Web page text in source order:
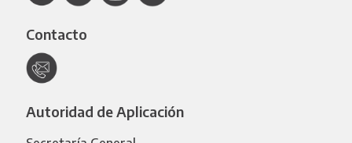
Contacto
Autoridad de Aplicación